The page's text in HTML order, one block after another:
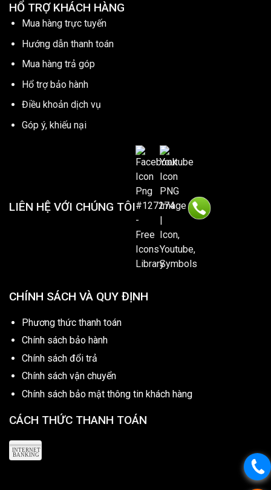
HỔ TRỢ KHÁCH HÀNG
Mua hàng trực tuyến
Hướng dẫn thanh toán
Mua hàng trả góp
Hổ trợ bảo hành
Điều khoản dịch vụ
Góp ý, khiếu nại
LIÊN HỆ VỚI CHÚNG TÔI
CHÍNH SÁCH VÀ QUY ĐỊNH
Phương thức thanh toán
Chính sách bảo hành
Chính sách đổi trả
Chính sách vận chuyển
Chính sách bảo mật thông tin khách hàng
CÁCH THỨC THANH TOÁN